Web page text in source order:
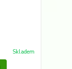
Skladem